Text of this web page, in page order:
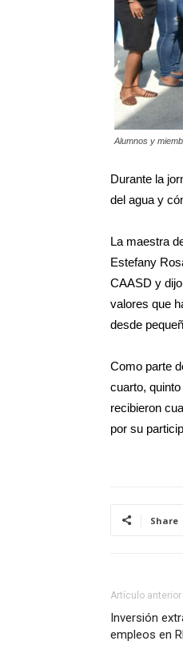
Alumnos y
Durante la
del agua y
La maestra
Estefany
CAASD y
valores que
desde
Como parte
cuarto,
recibieron
por su
Share
Artículo anterior
Inversión
empleos en